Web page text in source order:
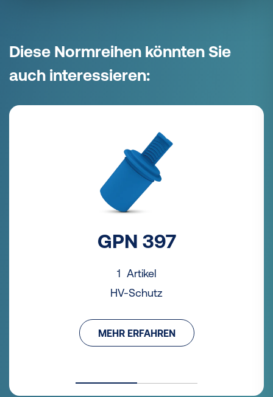
Diese Normreihen könnten Sie
auch interessieren:
GPN 397
1 Artikel
HV-Schutz
MEHR ERFAHREN